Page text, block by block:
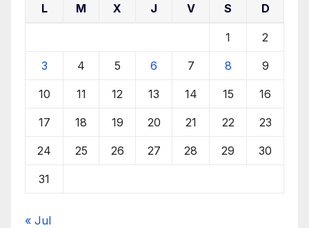
L M X J V S D
1 2
3 4 5 6 7 8 9
10 11 12 13 14 15 16
17 18 19 20 21 22 23
24 25 26 27 28 29 30
31
« Jul